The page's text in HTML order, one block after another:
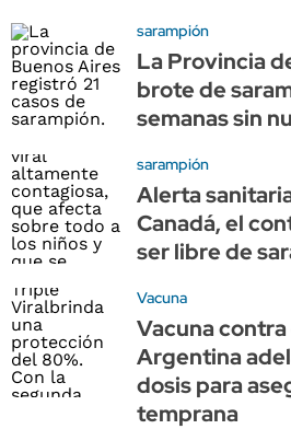
sarampión
La Provincia
brote de
semanas sin
sarampión
Alerta
Canadá, el
ser libre de
Vacuna
Vacuna
Argentina
dosis para
temprana